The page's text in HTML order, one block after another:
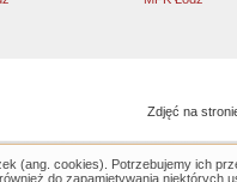
Zdjęć na
(ang. cookies). Potrzebujemy ich
do zapamiętywania niektórych